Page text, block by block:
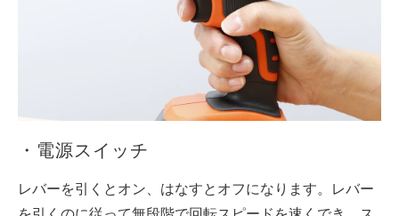
・電源スイッチ
レバーを引くとオン、はなすとオフになります。レバー